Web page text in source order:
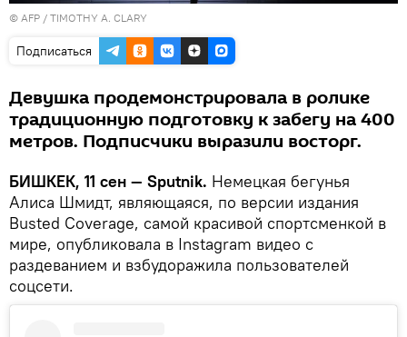
© AFP / TIMOTHY A. CLARY
Подписаться
Девушка продемонстрировала в ролике
традиционную подготовку к забегу на 400
метров. Подписчики выразили восторг.
БИШКЕК, 11 сен — Sputnik. Немецкая бегунья
Алиса Шмидт, являющаяся, по версии издания
Busted Coverage, самой красивой спортсменкой в
мире, опубликовала в Instagram видео с
раздеванием и взбудоражила пользователей
соцсети.